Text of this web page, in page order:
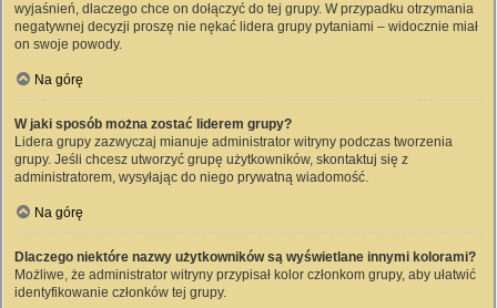
wyjaśnień, dlaczego chce on dołączyć do tej grupy. W przypadku otrzymania
negatywnej decyzji proszę nie nękać lidera grupy pytaniami – widocznie miał
on swoje powody.
Na górę
W jaki sposób można zostać liderem grupy?
Lidera grupy zazwyczaj mianuje administrator witryny podczas tworzenia
grupy. Jeśli chcesz utworzyć grupę użytkowników, skontaktuj się z
administratorem, wysyłając do niego prywatną wiadomość.
Na górę
Dlaczego niektóre nazwy użytkowników są wyświetlane innymi kolorami?
Możliwe, że administrator witryny przypisał kolor członkom grupy, aby ułatwić
identyfikowanie członków tej grupy.